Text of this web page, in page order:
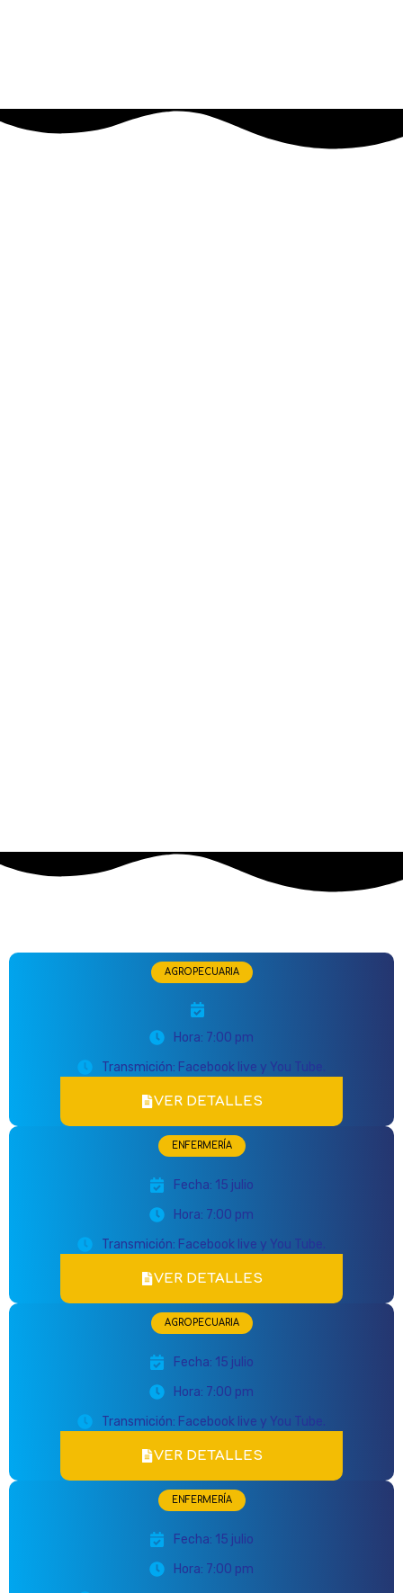
AGROPECUARIA
Hora: 7:00 pm
Transmición: Facebook live y You Tube.
VER DETALLES
ENFERMERÍA
Fecha: 15 julio
Hora: 7:00 pm
Transmición: Facebook live y You Tube.
VER DETALLES
AGROPECUARIA
Fecha: 15 julio
Hora: 7:00 pm
Transmición: Facebook live y You Tube.
VER DETALLES
ENFERMERÍA
Fecha: 15 julio
Hora: 7:00 pm